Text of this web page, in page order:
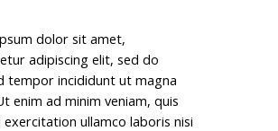
dolor sit amet,
adipiscing elit, sed do
tempor incididunt ut magna
enim ad minim veniam, quis
ullamco laboris nisi